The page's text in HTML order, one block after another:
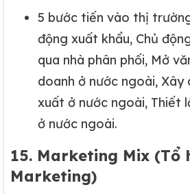
5 bước tiến vào thị
động xuất khẩu, Chủ
qua nhà phân phối, Mở
doanh ở nước ngoài, Xây
xuất ở nước ngoài, Thiết
ở nước ngoài.
15. Marketing Mix (Tổ
Marketing)